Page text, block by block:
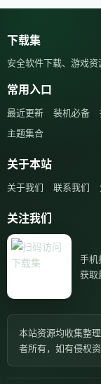
下载集
安全软件下载、游戏资
常用入口
最近更新 装机必备
主题集合
关于本站
关于我们 联系我们
关注我们
手机
获取
本站资源均收集整
者所有，如有侵权